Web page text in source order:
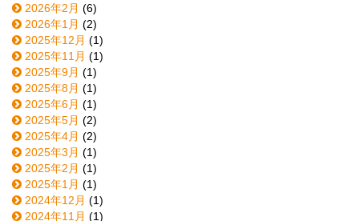
2026年2月 (6)
2026年1月 (2)
2025年12月 (1)
2025年11月 (1)
2025年9月 (1)
2025年8月 (1)
2025年6月 (1)
2025年5月 (2)
2025年4月 (2)
2025年3月 (1)
2025年2月 (1)
2025年1月 (1)
2024年12月 (1)
2024年11月 (1)